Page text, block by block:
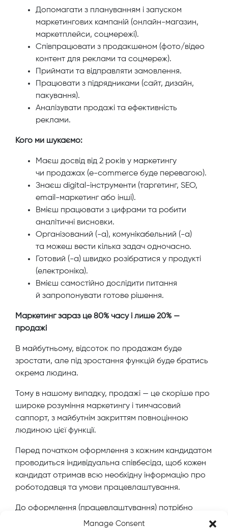
Manage Consent
Допомагати з плануванням і запуском
маркетингових кампаній (онлайн-магазин,
маркетплейси, соцмережі).
Співпрацювати з продакшеном (фото/відео
контент для реклами та соцмереж).
Приймати та відправляти замовлення.
Працювати з підрядниками (сайт, дизайн,
пакування).
Аналізувати продажі та ефективність
реклами.
Кого ми шукаємо:
Маєш досвід від 2 років у маркетингу
чи продажах (e-commerce буде перевагою).
Знаєш digital-інструменти (таргетинг, SEO,
email-маркетинг або інші).
Вмієш працювати з цифрами та робити
аналітичні висновки.
Організований (-а), комунікабельний (-а)
та можеш вести кілька задач одночасно.
Готовий (-а) швидко розібратися у продукті
(електроніка).
Вмієш самостійно дослідити питання
й запропонувати готове рішення.
Маркетинг зараз це 80% часу і лише 20% —
продажі
В майбутньому, відсоток по продажам буде
зростати, але під зростання функцій буде братись
окрема людина.
Тому в нашому випадку, продажі — це скоріше про
широке розуміння маркетингу і тимчасовий
саппорт, з майбутнім закриттям повноцінною
людиною цієї функції.
Перед початком оформлення з кожним кандидатом
проводиться індивідуальна співбесіда, щоб кожен
кандидат отримав всю необхідну інформацію про
роботодавця та умови працевлаштування.
До оформлення (працевлаштування) потрібно